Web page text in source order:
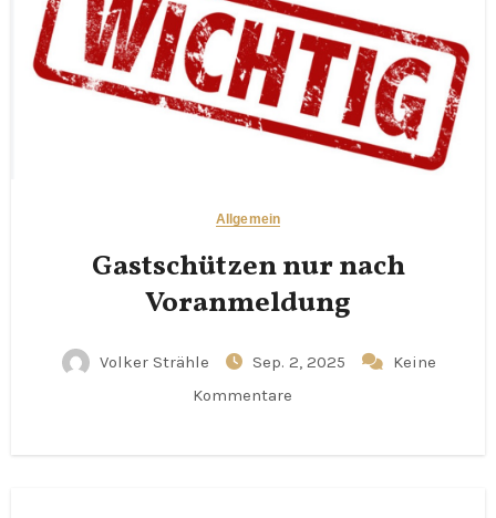
Allgemein
Gastschützen nur nach
Voranmeldung
Volker Strähle Sep. 2, 2025
Keine
Kommentare